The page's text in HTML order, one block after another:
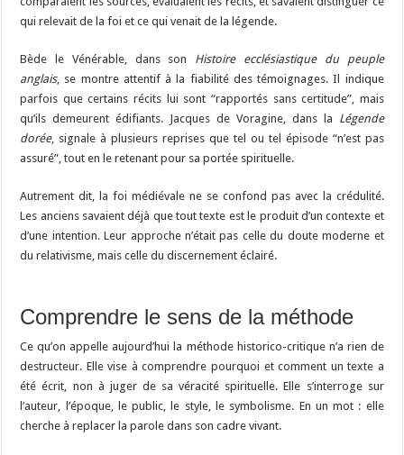
qui relevait de la foi et ce qui venait de la légende.
Bède le Vénérable, dans son Histoire ecclésiastique du peuple
anglais, se montre attentif à la fiabilité des témoignages. Il indique
parfois que certains récits lui sont “rapportés sans certitude”, mais
qu’ils demeurent édifiants. Jacques de Voragine, dans la Légende
dorée, signale à plusieurs reprises que tel ou tel épisode “n’est pas
assuré”, tout en le retenant pour sa portée spirituelle.
Autrement dit, la foi médiévale ne se confond pas avec la crédulité.
Les anciens savaient déjà que tout texte est le produit d’un contexte et
d’une intention. Leur approche n’était pas celle du doute moderne et
du relativisme, mais celle du discernement éclairé.
Comprendre le sens de la méthode
Ce qu’on appelle aujourd’hui la méthode historico-critique n’a rien de
destructeur. Elle vise à comprendre pourquoi et comment un texte a
été écrit, non à juger de sa véracité spirituelle. Elle s’interroge sur
l’auteur, l’époque, le public, le style, le symbolisme. En un mot : elle
cherche à replacer la parole dans son cadre vivant.